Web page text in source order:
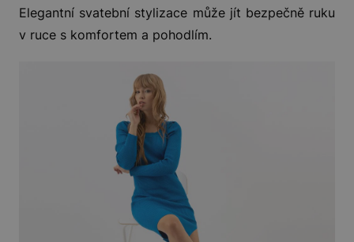
Elegantní svatební stylizace může jít bezpečně ruku
v ruce s komfortem a pohodlím.